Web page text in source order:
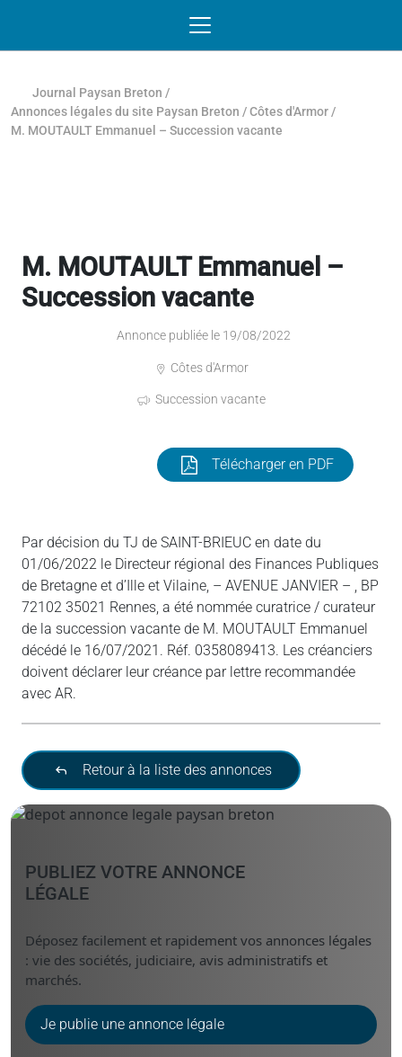
Journal Paysan Breton /
Annonces légales du site Paysan Breton /Côtes d'Armor /
M. MOUTAULT Emmanuel – Succession vacante
M. MOUTAULT Emmanuel –
Succession vacante
Annonce publiée le 19/08/2022
Côtes d'Armor
Succession vacante
Télécharger en PDF
Par décision du TJ de SAINT-BRIEUC en date du
01/06/2022 le Directeur régional des Finances Publiques
de Bretagne et d’Ille et Vilaine, – AVENUE JANVIER – , BP
72102 35021 Rennes, a été nommée curatrice / curateur
de la succession vacante de M. MOUTAULT Emmanuel
décédé le 16/07/2021. Réf. 0358089413. Les créanciers
doivent déclarer leur créance par lettre recommandée
avec AR.
Retour à la liste des annonces
PUBLIEZ VOTRE ANNONCE
LÉGALE
Déposez facilement et rapidement vos annonces légales
: vie des sociétés, judiciaire, avis administratifs et
marchés.
Je publie une annonce légale